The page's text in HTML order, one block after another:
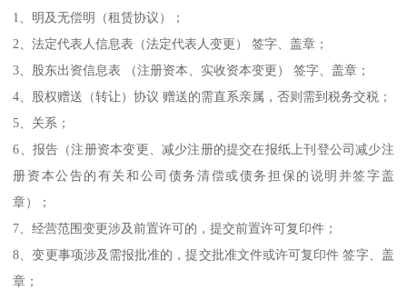
1、明及无偿明（租赁协议）；
2、法定代表人信息表（法定代表人变更） 签字、盖章；
3、股东出资信息表 （注册资本、实收资本变更） 签字、盖章；
4、股权赠送（转让）协议 赠送的需直系亲属，否则需到税务交税；
5、关系；
6、报告（注册资本变更、减少注册的提交在报纸上刊登公司减少注
册资本公告的有关和公司债务清偿或债务担保的说明并签字盖
章）；
7、经营范围变更涉及前置许可的，提交前置许可复印件；
8、变更事项涉及需报批准的，提交批准文件或许可复印件 签字、盖
章；